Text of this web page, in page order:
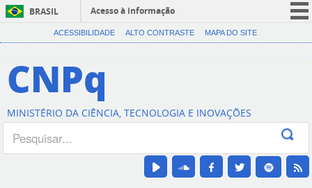
BRASIL
Acesso à informação
CORONAVÍRUS (COVID-19)
Canais
ACESSIBILIDADE ALTO CONTRASTE MAPA DO SITE
CNPq
MINISTÉRIO DA CIÊNCIA, TECNOLOGIA E INOVAÇÕES